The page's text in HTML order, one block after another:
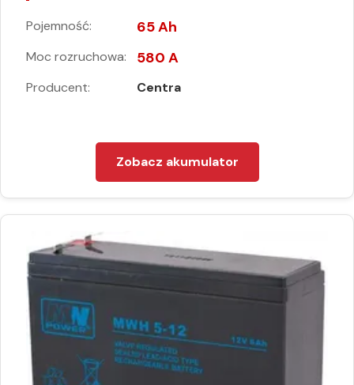
Pojemność: 65 Ah
Moc rozruchowa: 580 A
Producent: Centra
Zobacz akumulator